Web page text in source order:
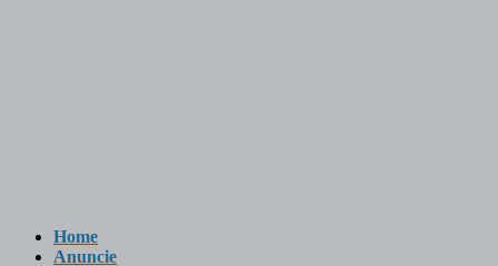
Home
Anuncie